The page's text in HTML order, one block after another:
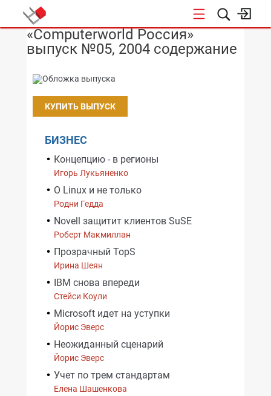
«Computerworld Россия»
выпуск №05, 2004 содержание
КУПИТЬ ВЫПУСК
БИЗНЕС
Концепцию - в регионы
Игорь Лукьяненко
О Linux и не только
Родни Гедда
Novell защитит клиентов SuSE
Роберт Макмиллан
Прозрачный TopS
Ирина Шеян
IBM снова впереди
Стейси Коули
Microsoft идет на уступки
Йорис Эверс
Неожиданный сценарий
Йорис Эверс
Учет по трем стандартам
Елена Шашенкова